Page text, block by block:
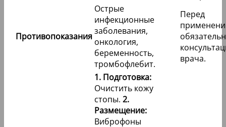
Противопоказания
Острые
инфекционные
заболевания,
онкология,
беременность,
тромбофлебит.
Перед
врача.
1. Подготовка:
Очистить кожу
стопы. 2.
Размещение:
Виброфоны